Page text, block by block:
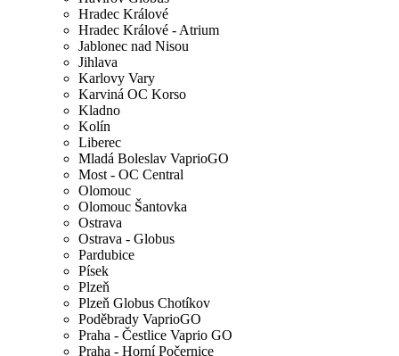
Hradec Králové
Hradec Králové - Atrium
Jablonec nad Nisou
Jihlava
Karlovy Vary
Karviná OC Korso
Kladno
Kolín
Liberec
Mladá Boleslav VaprioGO
Most - OC Central
Olomouc
Olomouc Šantovka
Ostrava
Ostrava - Globus
Pardubice
Písek
Plzeň
Plzeň Globus Chotíkov
Poděbrady VaprioGO
Praha - Čestlice Vaprio GO
Praha - Horní Počernice